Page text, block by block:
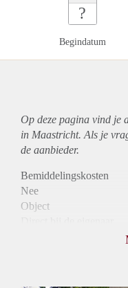
?
Begindatum
Op deze pagina vind je
in Maastricht. Als je
de aanbieder.
Bemiddelingskosten
Nee
Object